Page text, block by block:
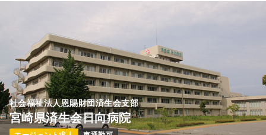
社会福祉法人恩賜財団済生会支部
宮崎県済生会日向病院